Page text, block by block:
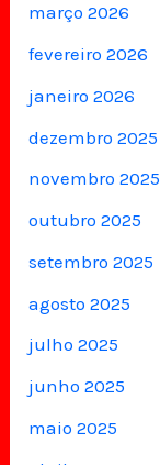
março 2026
fevereiro 2026
janeiro 2026
dezembro 2025
novembro 2025
outubro 2025
setembro 2025
agosto 2025
julho 2025
junho 2025
maio 2025